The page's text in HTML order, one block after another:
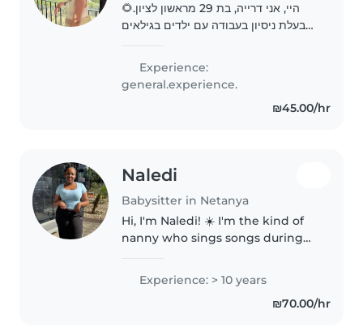
היי, אני דרייה, בת 29 מראשון לציון.🌻
בעלת ניסיון בעבודה עם ילדים בגילאים
ואנגלית ברמה בסיסית. אוהבת עבודה עם
Experience:
general.experience.
₪45.00/hr
Naledi
Babysitter in Netanya
Hi, I'm Naledi! ☀️ I'm the kind of
nanny who sings songs during
milestones, and believes every
child deserves to feel safe, loved,
Experience: > 10 years
₪70.00/hr